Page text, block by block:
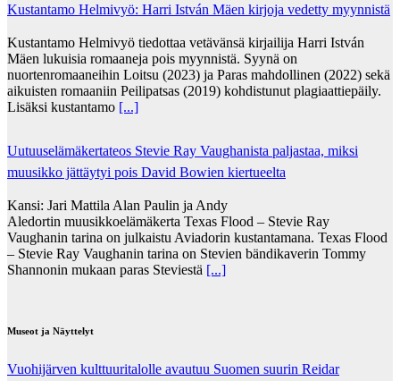
Kustantamo Helmivyö: Harri István Mäen kirjoja vedetty myynnistä
Kustantamo Helmivyö tiedottaa vetävänsä kirjailija Harri István
Mäen lukuisia romaaneja pois myynnistä. Syynä on
nuortenromaaneihin Loitsu (2023) ja Paras mahdollinen (2022) sekä
aikuisten romaaniin Peilipatsas (2019) kohdistunut plagiaattiepäily.
Lisäksi kustantamo [...]
Uutuuselämäkertateos Stevie Ray Vaughanista paljastaa, miksi
muusikko jättäytyi pois David Bowien kiertueelta
Kansi: Jari Mattila Alan Paulin ja Andy
Aledortin muusikkoelämäkerta Texas Flood – Stevie Ray
Vaughanin tarina on julkaistu Aviadorin kustantamana. Texas Flood
– Stevie Ray Vaughanin tarina on Stevien bändikaverin Tommy
Shannonin mukaan paras Steviestä [...]
Museot ja Näyttelyt
Vuohijärven kulttuuritalolle avautuu Suomen suurin Reidar